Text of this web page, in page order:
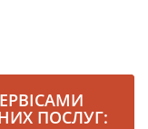
ПОСЛУГ: